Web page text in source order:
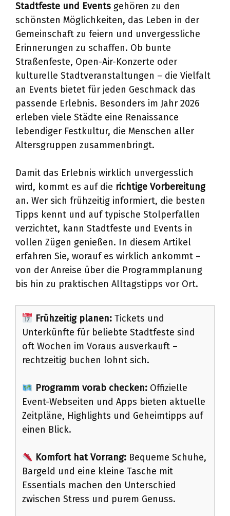
Stadtfeste und Events gehören zu den
schönsten Möglichkeiten, das Leben in der
Gemeinschaft zu feiern und unvergessliche
Erinnerungen zu schaffen. Ob bunte
Straßenfeste, Open-Air-Konzerte oder
kulturelle Stadtveranstaltungen – die Vielfalt
an Events bietet für jeden Geschmack das
passende Erlebnis. Besonders im Jahr 2026
erleben viele Städte eine Renaissance
lebendiger Festkultur, die Menschen aller
Altersgruppen zusammenbringt.
Damit das Erlebnis wirklich unvergesslich
wird, kommt es auf die richtige Vorbereitung
an. Wer sich frühzeitig informiert, die besten
Tipps kennt und auf typische Stolperfallen
verzichtet, kann Stadtfeste und Events in
vollen Zügen genießen. In diesem Artikel
erfahren Sie, worauf es wirklich ankommt –
von der Anreise über die Programmplanung
bis hin zu praktischen Alltagstipps vor Ort.
Frühzeitig planen:Tickets und
Unterkünfte für beliebte Stadtfeste sind
oft Wochen im Voraus ausverkauft –
rechtzeitig buchen lohnt sich.
Programm vorab checken:Offizielle
Event-Webseiten und Apps bieten aktuelle
Zeitpläne, Highlights und Geheimtipps auf
einen Blick.
Komfort hat Vorrang:Bequeme Schuhe,
Bargeld und eine kleine Tasche mit
Essentials machen den Unterschied
zwischen Stress und purem Genuss.